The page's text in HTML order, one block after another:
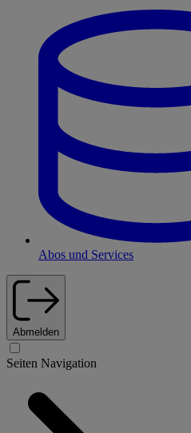
Abos und Services
Abmelden
Seiten Navigation